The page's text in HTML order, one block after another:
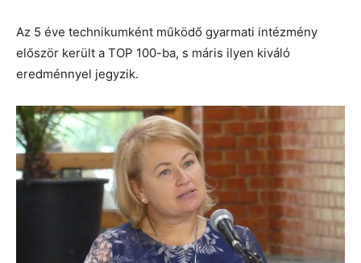
Az 5 éve technikumként működő gyarmati intézmény
először került a TOP 100-ba, s máris ilyen kiváló
eredménnyel jegyzik.